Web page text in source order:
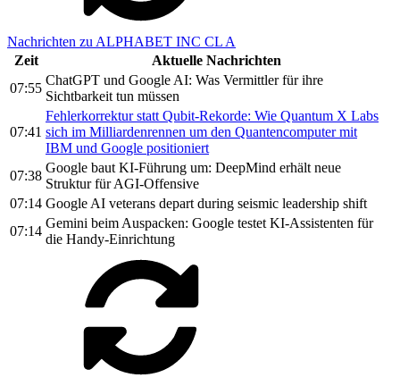
Nachrichten zu ALPHABET INC CL A
Zeit
Aktuelle Nachrichten
07:55
ChatGPT und Google AI: Was Vermittler für ihre
Sichtbarkeit tun müssen
07:41
Fehlerkorrektur statt Qubit-Rekorde: Wie Quantum X Labs
sich im Milliardenrennen um den Quantencomputer mit
IBM und Google positioniert
07:38
Google baut KI-Führung um: DeepMind erhält neue
Struktur für AGI-Offensive
07:14 Google AI veterans depart during seismic leadership shift
07:14
Gemini beim Auspacken: Google testet KI-Assistenten für
die Handy-Einrichtung